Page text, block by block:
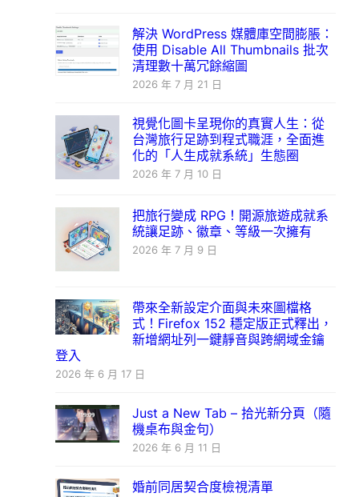
解決 WordPress 媒體庫空間膨脹：
使用 Disable All Thumbnails 批次
清理數十萬冗餘縮圖
2026 年 7 月 21 日
視覺化圖卡呈現你的真實人生：從
台灣旅行足跡到程式職涯，全面進
化的「人生成就系統」生態圈
2026 年 7 月 10 日
把旅行變成 RPG！開源旅遊成就系
統讓足跡、徽章、等級一次擁有
2026 年 7 月 9 日
帶來全新設定介面與未來圖檔格
式！Firefox 152 穩定版正式釋出，
新增網址列一鍵靜音與跨網域金鑰
登入
2026 年 6 月 17 日
Just a New Tab – 拾光新分頁（隨
機桌布與金句）
2026 年 6 月 11 日
婚前同居契合度檢視清單